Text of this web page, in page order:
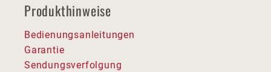
Produkthinweise
Bedienungsanleitungen
Garantie
Sendungsverfolgung